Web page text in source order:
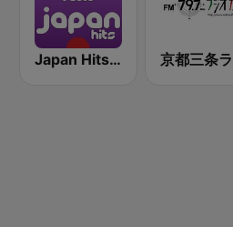
Japan Hits - Asia DREAM Radio